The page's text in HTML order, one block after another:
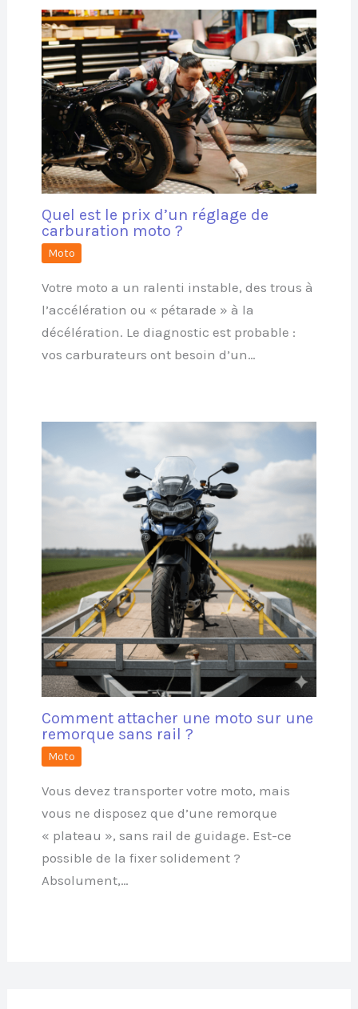
Quel est le prix d’un réglage de
carburation moto ?
Moto
Votre moto a un ralenti instable, des trous à
l’accélération ou « pétarade » à la
décélération. Le diagnostic est probable :
vos carburateurs ont besoin d’un…
Comment attacher une moto sur une
remorque sans rail ?
Moto
Vous devez transporter votre moto, mais
vous ne disposez que d’une remorque
« plateau », sans rail de guidage. Est-ce
possible de la fixer solidement ?
Absolument,…